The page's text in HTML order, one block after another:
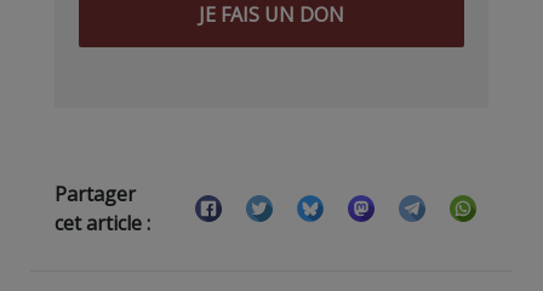
JE FAIS UN DON
Partager
cet article :